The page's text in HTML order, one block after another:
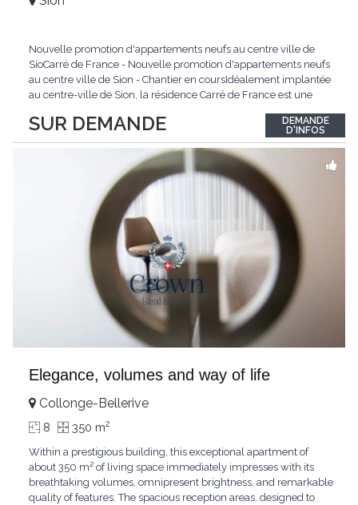
SUR DEMANDE
Nouvelle promotion d'appartements neufs au centre ville de
SioCarré de France - Nouvelle promotion d'appartements neufs
au centre ville de Sion - Chantier en coursIdéalement implantée
au centre-ville de Sion, la résidence Carré de France est une
contemporaine, qualité de vie et emplacement privilégié.Ce
projet d'envergure comprend 38...
DEMANDE
D'INFOS
Elegance, volumes and way of life
Collonge-Bellerive
8 350 m2
Within a prestigious building, this exceptional apartment of
about 350 m² of living space immediately impresses with its
breathtaking volumes, omnipresent brightness, and remarkable
quality of features. The spacious reception areas, designed to